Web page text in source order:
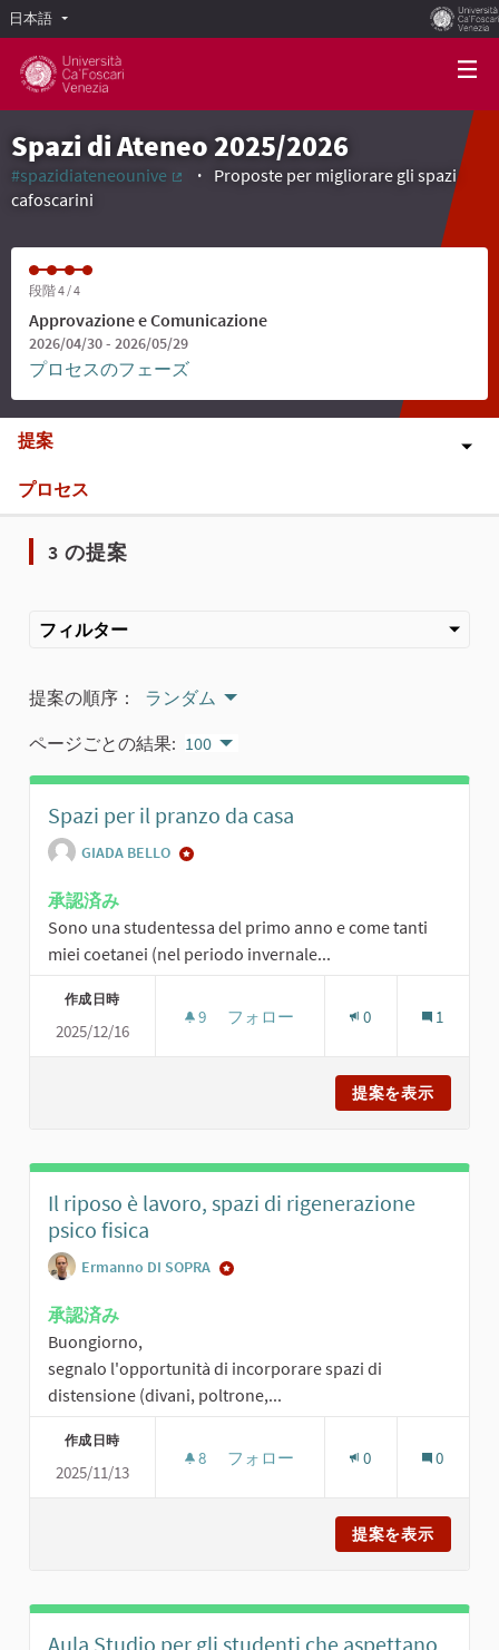
日本語 Scegli la lingua
Spazi di Ateneo 2025/2026
#spazidiateneounive
Proposte per migliorare gli spazi
cafoscarini
段階 4 / 4
Approvazione e Comunicazione
2026/04/30 - 2026/05/29
プロセスのフェーズ
提案
プロセス
3 の提案
フィルター
提案の順序： ランダム
ページごとの結果: 100
Spazi per il pranzo da casa
GIADA BELLO
承認済み
Sono una studentessa del primo anno e come tanti
miei coetanei (nel periodo invernale...
作成日時
2025/12/16
9 9 人のフォロワー
フォロー 0 1
提案を表示
Il riposo è lavoro, spazi di rigenerazione
psico fisica
Ermanno DI SOPRA
承認済み
Buongiorno,
segnalo l'opportunità di incorporare spazi di
distensione (divani, poltrone,...
作成日時
2025/11/13
8 8 人のフォロワー
フォロー 0 0
提案を表示
Aula Studio per gli studenti che aspettano